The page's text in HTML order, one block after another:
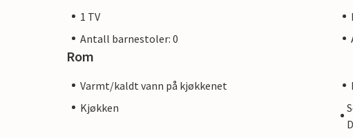
1 TV
Antall barnestoler: 0
Rom
Varmt/kaldt vann på kjøkkenet
Kjøkken